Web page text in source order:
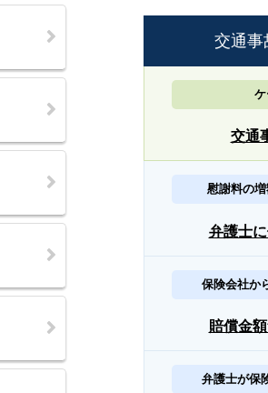
交通事
交通
慰謝料の
弁護士
保険会社か
賠償金
弁護士が保